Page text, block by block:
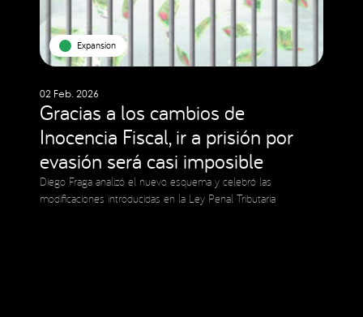
Expansion
02 Feb. 2026
Gracias a los cambios de
Inocencia Fiscal, ir a prisión por
evasión será casi imposible
Diego Fraga analizó el nuevo esquema y celebró las
modificaciones introducidas en la Ley Penal Tributaria